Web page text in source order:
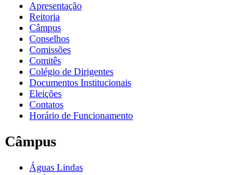
Apresentação
Reitoria
Câmpus
Conselhos
Comissões
Comitês
Colégio de Dirigentes
Documentos Institucionais
Eleições
Contatos
Horário de Funcionamento
Câmpus
Águas Lindas